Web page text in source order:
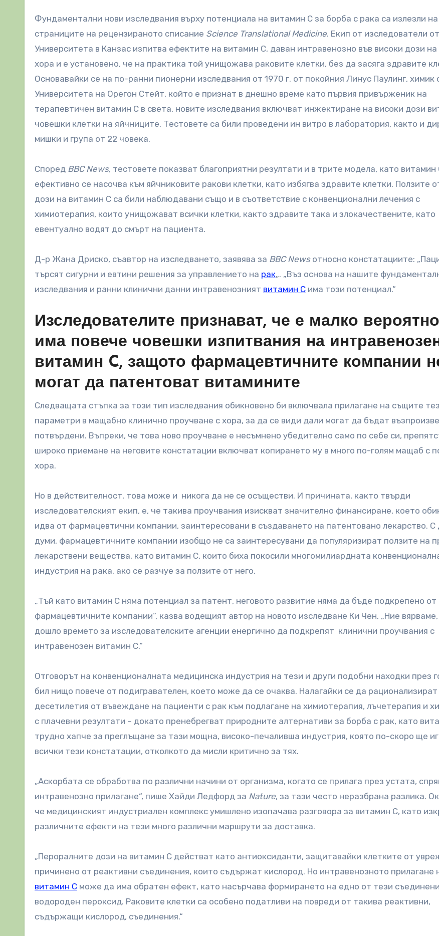
Фундаментални нови изследвания върху потенциала на витамин С за борба с рака са излезли на
страниците на рецензираното списание Science Translational Medicine. Екип от изследователи от
Университета в Канзас изпитва ефектите на витамин C, даван интравенозно във високи дози на
хора и е установено, че на практика той унищожава раковите клетки, без да засяга здравите
Основавайки се на по-ранни пионерни изследвания от 1970 г. от покойния Линус Паулинг, химик
Университета на Орегон Стейт, който е признат в днешно време като първия привърженик на
терапевтичен витамин C в света, новите изследвания включват инжектиране на високи дози
човешки клетки на яйчниците. Тестовете са били проведени ин витро в лаборатория, както и
мишки и група от 22 човека.
Според BBC News, тестовете показват благоприятни резултати и в трите модела, като витамин
ефективно се насочва към яйчниковите ракови клетки, като избягва здравите клетки. Ползите
дози на витамин C са били наблюдавани също и в съответствие с конвенционални лечения с
химиотерапия, които унищожават всички клетки, както здравите така и злокачествените, като
евентуално водят до смърт на пациента.
Д-р Жана Дриско, съавтор на изследването, заявява за BBC Newsотносно констатациите:
търсят сигурни и евтини решения за управлението на рак„. „Въз основа на нашите
изследвания и ранни клинични данни интравенозният витамин С има този потенциал.“
Изследователите признават, че е малко
има повече човешки изпитвания на
витамин C, защото фармацевтичните компании
могат да патентоват витамините
Следващата стъпка за този тип изследвания обикновено би включвала прилагане на същите
параметри в мащабно клинично проучване с хора, за да се види дали могат да бъдат
потвърдени. Въпреки, че това ново проучване е несъмнено убедително само по себе си,
широко приемане на неговите констатации включват копирането му в много по-голям мащаб с
хора.
Но в действителност, това може и никога да не се осъществи. И причината, както твърди
изследователският екип, е, че такива проучвания изискват значително финансиране, което
идва от фармацевтични компании, заинтересовани в създаването на патентовано лекарство. С
думи, фармацевтичните компании изобщо не са заинтересувани да популяризират ползите на
лекарствени вещества, като витамин C, които биха покосили многомилиардната
индустрия на рака, ако се разчуе за ползите от него.
„Тъй като витамин C няма потенциал за патент, неговото развитие няма да бъде подкрепено от
фармацевтичните компании“, казва водещият автор на новото изследване Ки Чен. „Ние
дошло времето за изследователските агенции енергично да подкрепят клинични проучвания с
интравенозен витамин C.“
Отговорът на конвенционалната медицинска индустрия на тези и други подобни находки през
бил нищо повече от подигравателен, което може да се очаква. Налагайки се да рационализират
десетилетия от въвеждане на пациенти с рак към подлагане на химиотерапия, лъчетерапия и
с плачевни резултати – докато пренебрегват природните алтернативи за борба с рак, като
трудно хапче за преглъщане за тази мощна, високо-печаливша индустрия, която по-скоро ще
всички тези констатации, отколкото да мисли критично за тях.
„Аскорбата се обработва по различни начини от организма, когато се прилага през устата,
интравенозно прилагане“, пише Хайди Ледфорд за Nature, за тази често неразбрана разлика.
че медицинският индустриален комплекс умишлено изопачава разговора за витамин C, като
различните ефекти на тези много различни маршрути за доставка.
„Пероралните дози на витамин C действат като антиоксиданти, защитавайки клетките от
причинено от реактивни съединения, които съдържат кислород. Но интравенозното прилагане
витамин С може да има обратен ефект, като насърчава формирането на едно от тези
водороден пероксид. Раковите клетки са особено податливи на повреди от такива реактивни,
съдържащи кислород, съединения.“